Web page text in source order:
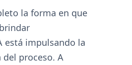
la forma en que
está impulsando la
proceso. A